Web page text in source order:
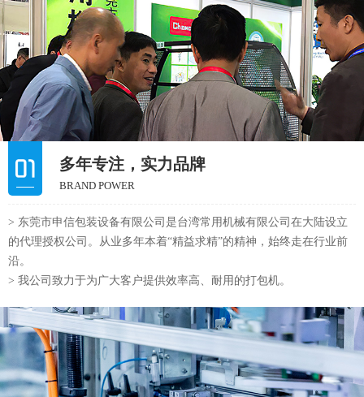
多年专注，实力品牌
BRAND POWER
> 东莞市申信包装设备有限公司是台湾常用机械有限公司在大陆设立
的代理授权公司。从业多年本着“精益求精”的精神，始终走在行业前
沿。
> 我公司致力于为广大客户提供效率高、耐用的打包机。